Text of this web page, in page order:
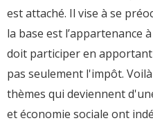
est attaché. Il vise à se
la base est l’appartenance
doit participer en
pas seulement l'impôt.
thèmes qui deviennent
et économie sociale ont